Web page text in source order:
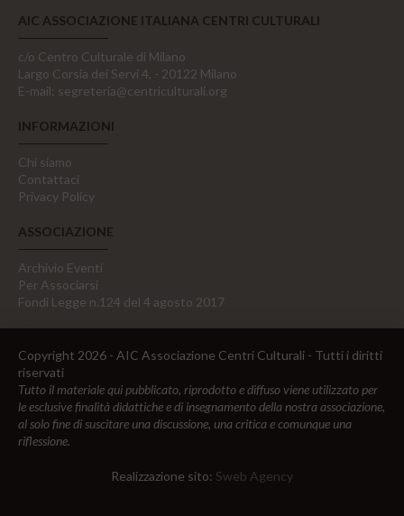
AIC ASSOCIAZIONE ITALIANA CENTRI CULTURALI
c/o Centro Culturale di Milano
Largo Corsia dei Servi 4, - 20122 Milano
E-mail: segreteria@centriculturali.org
INFORMAZIONI
Chi siamo
Contattaci
Privacy Policy
ASSOCIAZIONE
Archivio Eventi
Per Associarsi
Fondi Legge n.124 del 4 agosto 2017
Copyright 2026 - AIC Associazione Centri Culturali - Tutti i diritti
riservati
Tutto il materiale qui pubblicato, riprodotto e diffuso viene utilizzato per
le esclusive finalità didattiche e di insegnamento della nostra associazione,
al solo fine di suscitare una discussione, una critica e comunque una
riflessione.
Realizzazione sito: Sweb Agency